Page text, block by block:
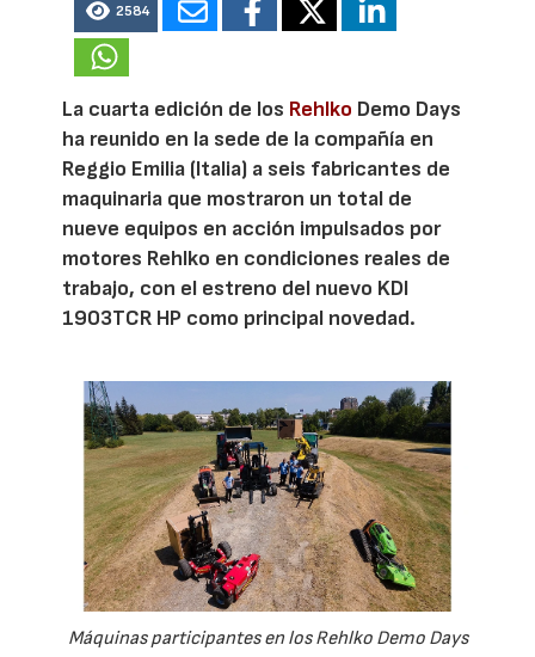
2584
La cuarta edición de los Rehlko Demo Days
ha reunido en la sede de la compañía en
Reggio Emilia (Italia) a seis fabricantes de
maquinaria que mostraron un total de
nueve equipos en acción impulsados por
motores Rehlko en condiciones reales de
trabajo, con el estreno del nuevo KDI
1903TCR HP como principal novedad.
Máquinas participantes en los Rehlko Demo Days